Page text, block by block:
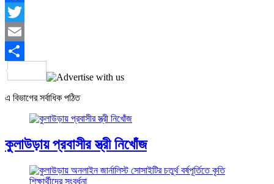
Facebook
Twitter
Email
Share
এ বিভাগের সর্বাধিক পঠিত
কুলাউড়ায় প্রবাসীর স্ত্রী নিখোঁজ